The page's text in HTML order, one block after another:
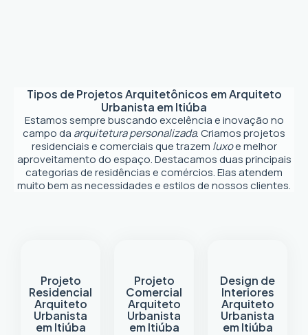
Tipos de Projetos Arquitetônicos emArquiteto
Urbanista em Itiúba
Estamos sempre buscando excelência e inovação no
campo da arquitetura personalizada. Criamos projetos
residenciais e comerciais que trazem luxoe melhor
aproveitamento do espaço. Destacamos duas principais
categorias de residências e comércios. Elas atendem
muito bem as necessidades e estilos de nossos clientes.
Projeto
Residencial
Arquiteto
Urbanista
em Itiúba
Projeto
Comercial
Arquiteto
Urbanista
em Itiúba
Design de
Interiores
Arquiteto
Urbanista
em Itiúba